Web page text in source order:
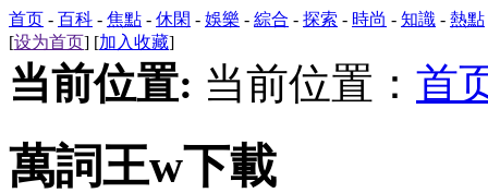
首页 - 百科 - 焦點 - 休閑 - 娛樂 - 綜合 - 探索 - 時尚 - 知識 - 熱點
[设为首页] [加入收藏]
当前位置: 当前位置： 首
萬詞王w下載